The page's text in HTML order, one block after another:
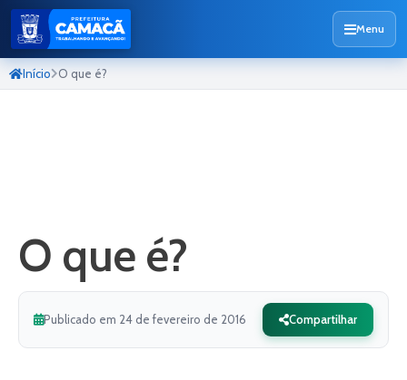
Menu
Início O que é?
O que é?
Publicado em 24 de fevereiro de 2016 Compartilhar